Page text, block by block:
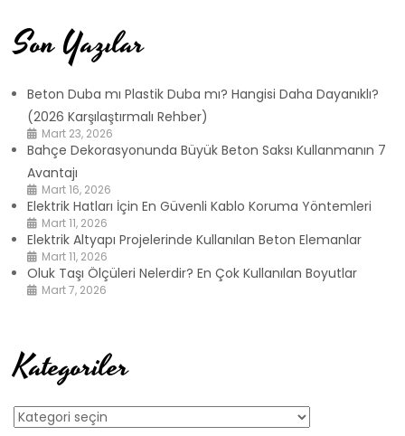
Son Yazılar
Beton Duba mı Plastik Duba mı? Hangisi Daha Dayanıklı?
(2026 Karşılaştırmalı Rehber)
Mart 23, 2026
Bahçe Dekorasyonunda Büyük Beton Saksı Kullanmanın 7
Avantajı
Mart 16, 2026
Elektrik Hatları İçin En Güvenli Kablo Koruma Yöntemleri
Mart 11, 2026
Elektrik Altyapı Projelerinde Kullanılan Beton Elemanlar
Mart 11, 2026
Oluk Taşı Ölçüleri Nelerdir? En Çok Kullanılan Boyutlar
Mart 7, 2026
Kategoriler
Kategoriler